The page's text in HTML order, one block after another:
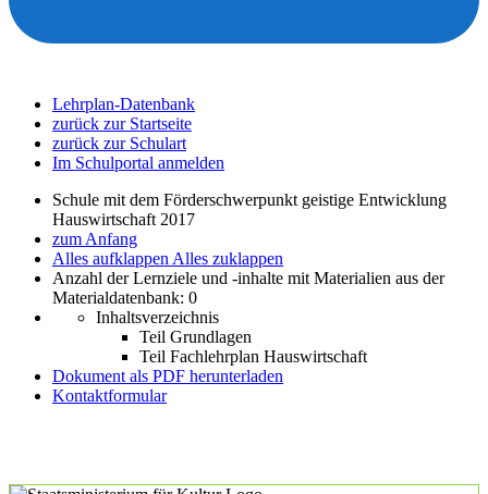
Lehrplan-Datenbank
zurück zur Startseite
zurück zur Schulart
Im Schulportal anmelden
Schule mit dem Förderschwerpunkt geistige Entwicklung
Hauswirtschaft 2017
zum Anfang
Alles aufklappen Alles zuklappen
Anzahl der Lernziele und -inhalte mit Materialien aus der
Materialdatenbank: 0
Inhaltsverzeichnis
Teil Grundlagen
Teil Fachlehrplan Hauswirtschaft
Dokument als PDF herunterladen
Kontaktformular